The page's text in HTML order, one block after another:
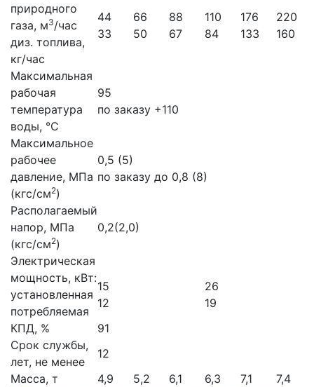
природного
газа, м3/час
диз. топлива,
кг/час
44
33
66
50
88
67
110
84
176
133
220
160
Максимальная
рабочая
температура
воды, °С
95
по заказу +110
Максимальное
рабочее
давление, МПа
(кгс/см2)
0,5 (5)
по заказу до 0,8 (8)
Располагаемый
напор, МПа
(кгс/см2)
0,2(2,0)
Электрическая
мощность, кВт:
установленная
потребляемая
15
12
26
19
КПД, %
91
Срок службы,
лет, не менее
12
Масса, т
4,9 5,2 6,1 6,3 7,1 7,4